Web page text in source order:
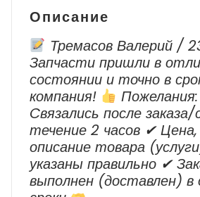
Описание
Тремасов Валерий /
Запчасти пришли в
состоянии и точно в
компания!
Cвязались после
течение 2 часов ✔ Цена,
описание товара
указаны правильно ✔
выполнен (доставлен) в